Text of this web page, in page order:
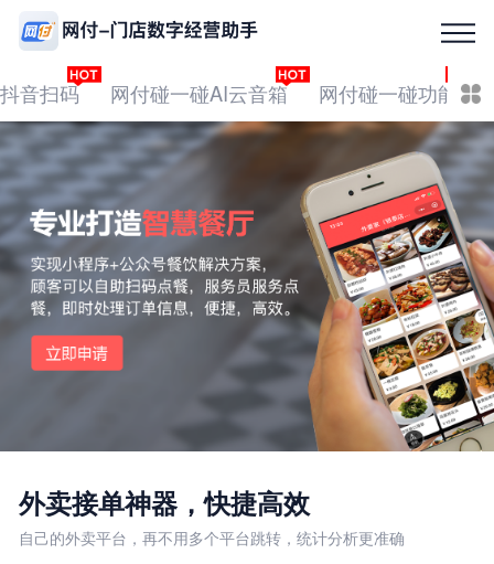
抖音扫码 网付碰一碰AI云音箱 网付碰一碰功能
外卖接单神器，快捷高效
自己的外卖平台，再不用多个平台跳转，统计分析更准确
首页
产品中心
本地生活服务
全国招募
OEM定制
新闻动态